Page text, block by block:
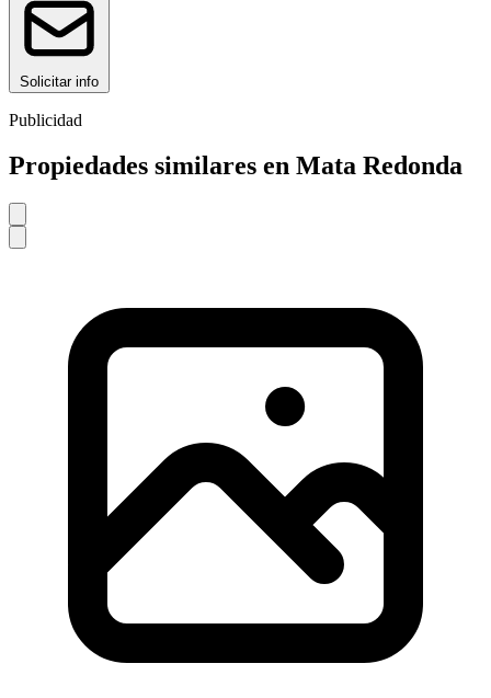
Solicitar info
Publicidad
Propiedades similares en Mata Redonda